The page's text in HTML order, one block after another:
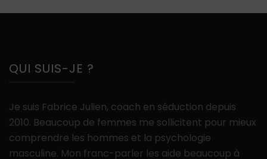
QUI SUIS-JE ?
Je suis Fabrice Julien, coach en séduction depuis
2010. Beaucoup de femmes me sollicitent pour mieux
comprendre les hommes et la psychologie
masculine. Mon franc-parler les aide beaucoup à